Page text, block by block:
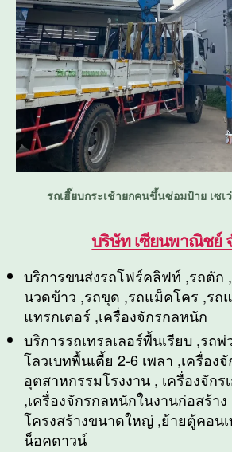
รถเฮี๊ยบกระเช้ายกคนขึ้นซ่อมป้าย เซเ
บริษัท เซียนพาณิชย์
บริการขนส่งรถโฟร์คลิฟท์ ,รถตัก ,
นวดข้าว ,รถขุด ,รถแม็คโคร ,รถ
แทรกเตอร์ ,เครื่องจักรกลหนัก
บริการรถเทรลเลอร์พื้นเรียบ ,รถพ่
โลวเบทพื้นเตี้ย 2-6 เพลา ,เครื่อง
อุตสาหกรรมโรงงาน , เครื่องจักร
,เครื่องจักรกลหนักในงานก่อสร้า
โครงสร้างขนาดใหญ่ ,ย้ายตู้คอน
น็อคดาวน์